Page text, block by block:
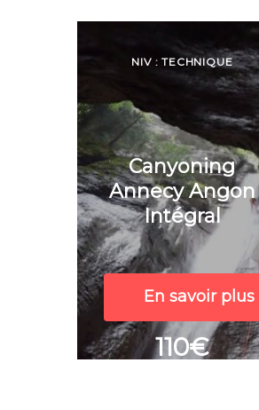
NIV : TECHNIQUE
Canyoning
Annecy Angon
Intégral
En savoir plus
110€